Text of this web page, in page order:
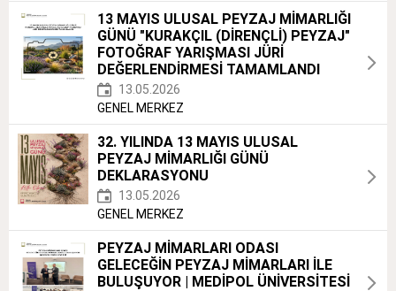
13 MAYIS ULUSAL PEYZAJ MİMARLIĞI
GÜNÜ "KURAKÇIL (DİRENÇLİ) PEYZAJ"
FOTOĞRAF YARIŞMASI JÜRİ
DEĞERLENDİRMESİ TAMAMLANDI
13.05.2026
GENEL MERKEZ
32. YILINDA 13 MAYIS ULUSAL
PEYZAJ MİMARLIĞI GÜNÜ
DEKLARASYONU
13.05.2026
GENEL MERKEZ
PEYZAJ MİMARLARI ODASI
GELECEĞİN PEYZAJ MİMARLARI İLE
BULUŞUYOR | MEDİPOL ÜNİVERSİTESİ